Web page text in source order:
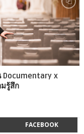
Documentary x
มรู้สึก
FACEBOOK